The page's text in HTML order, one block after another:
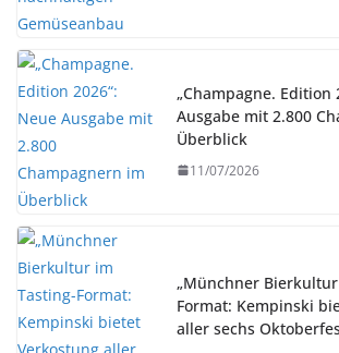
„Champagne. Edition
Ausgabe mit 2.800
Überblick
11/07/2026
„Münchner
Format: Kempinski
aller sechs